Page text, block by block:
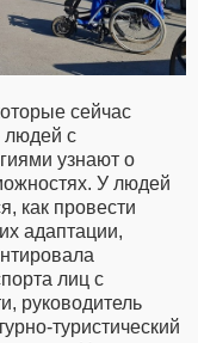
сейчас
людей с
узнают о
У людей
как провести
адаптации,
лиц с
руководитель
туристический